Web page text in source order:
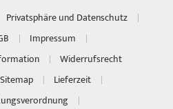
Privatsphäre und Datenschutz
Impressum
Widerrufsrecht
Sitemap
Lieferzeit